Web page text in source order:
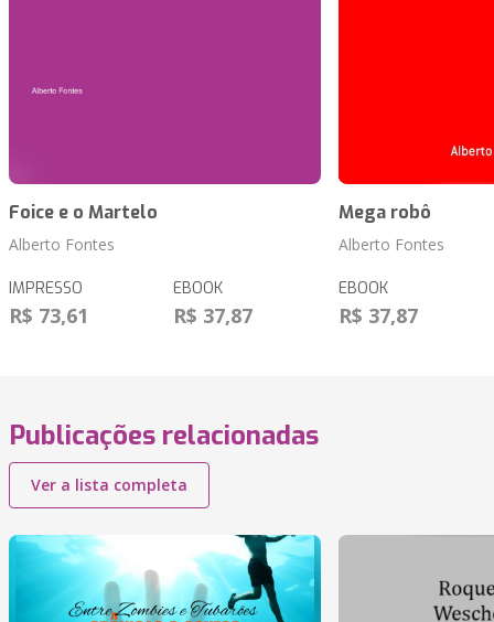
Foice e o Martelo
Alberto Fontes
IMPRESSO
R$ 73,61
EBOOK
R$ 37,87
Mega robô
Alberto Fontes
EBOOK
R$ 37,87
Publicações relacionadas
Ver a lista completa